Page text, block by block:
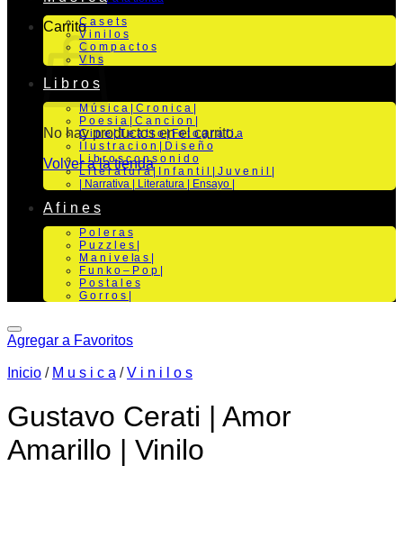
Carrito
No hay productos en el carrito.
Volver a la tienda
C a s e t s
V i n i l o s
C o m p a c t o s
V h s
L i b r o s
M ú s i c a | C r o n i c a |
P o e s i a | C a n c i o n |
C i n e | T e a t r o | Fo t o g r a f i a
I l u s t r a c i o n | D i s e ñ o
L i b r o s c o n s o n i d o
L i t e r a t u r a | I n f a n t i l | J u v e n i l |
| Narrativa | Literatura | Ensayo |
A f i n e s
P o l e r a s
P u z z l e s |
M a n i v e la s |
F u n k o – P o p |
P o s t a l e s
G o r r o s |
Agregar a Favoritos
Inicio / M u s i c a / V i n i l o s
Gustavo Cerati | Amor
Amarillo | Vinilo